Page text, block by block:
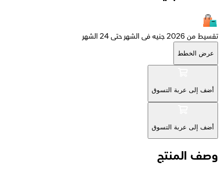
تقسيط من 2026 جنيه فى الشهر حتى 24 الشهر
عرض الخطط
أضف إلى عربة التسوق
أضف إلى عربة التسوق
وصف المنتج